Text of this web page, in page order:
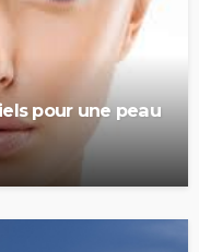
pour une peau